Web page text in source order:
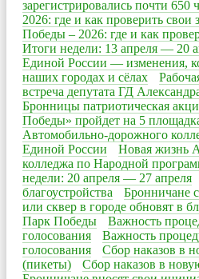
зарегистрировались почти 650
2026: где и как проверить
Победы – 2026: где и как
Итоги недели: 13 апреля — 20
Единой России — изменения,
наших городах и сёлах
встреча депутата ГД
Бронницы патриотическая
Победы» пройдет на 5
Автомобильно-дорожного
Единой России
Новая жизнь
колледжа по Народной
недели: 20 апреля — 27 апреля
благоустройства
Бронничане
или сквер в городе обновят в
Парк Победы
Важность
голосования
Важность
голосования
Сбор наказов в
(пикеты)
Сбор наказов в